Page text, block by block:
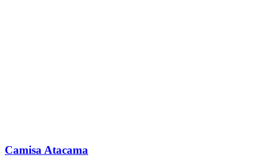
Camisa Atacama